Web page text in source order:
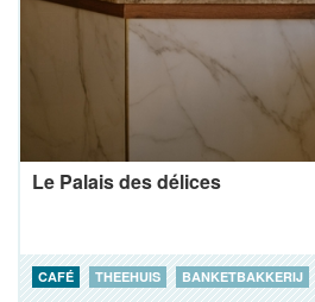
Le Palais des délices
CAFÉ THEEHUIS BANKETBAKKERIJ